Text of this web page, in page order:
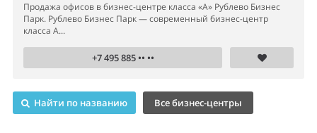
Продажа офисов в бизнес-центре класса «А» Рублево Бизнес
Парк. Рублево Бизнес Парк — современный бизнес-центр
класса А...
+7 495 885 •• ••
Найти по названию Все бизнес-центры